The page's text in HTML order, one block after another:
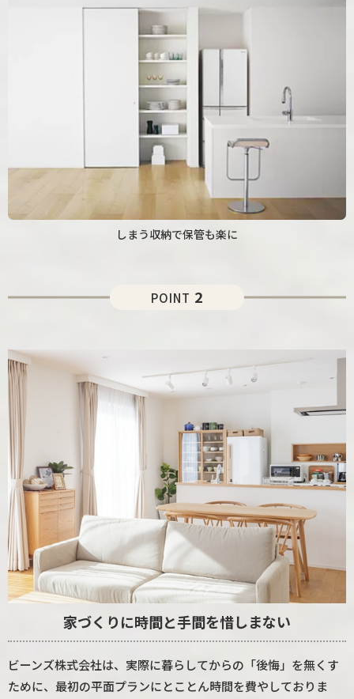
しまう収納で保管も楽に
POINT 2
家づくりに時間と手間を惜しまない
ビーンズ株式会社は、実際に暮らしてからの「後悔」を無くす
ために、最初の平面プランにとことん時間を費やしておりま